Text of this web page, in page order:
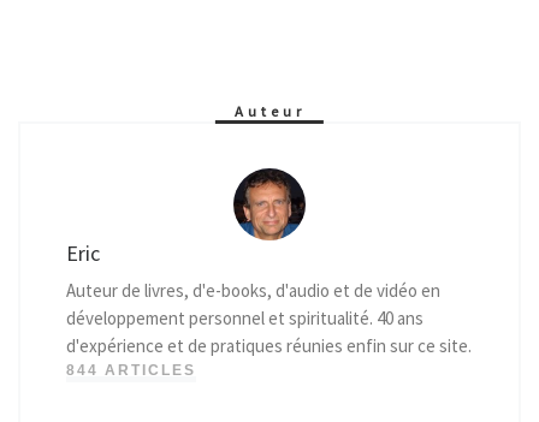
Auteur
Eric
Auteur de livres, d'e-books, d'audio et de vidéo en
développement personnel et spiritualité. 40 ans
d'expérience et de pratiques réunies enfin sur ce site.
844 ARTICLES